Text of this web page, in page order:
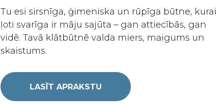
Tu esi sirsnīga, ģimeniska un rūpīga būtne, kurai
ļoti svarīga ir māju sajūta – gan attiecībās, gan
vidē. Tavā klātbūtnē valda miers, maigums un
skaistums.
LASĪT APRAKSTU